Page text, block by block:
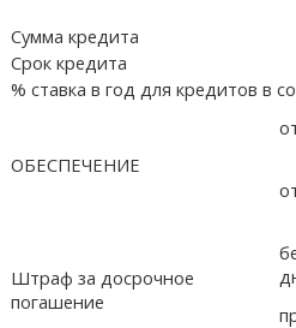
Сумма кредита
Срок кредита
% ставка в год для кредитов в
ОБЕСПЕЧЕНИЕ
Штраф за досрочное
погашение